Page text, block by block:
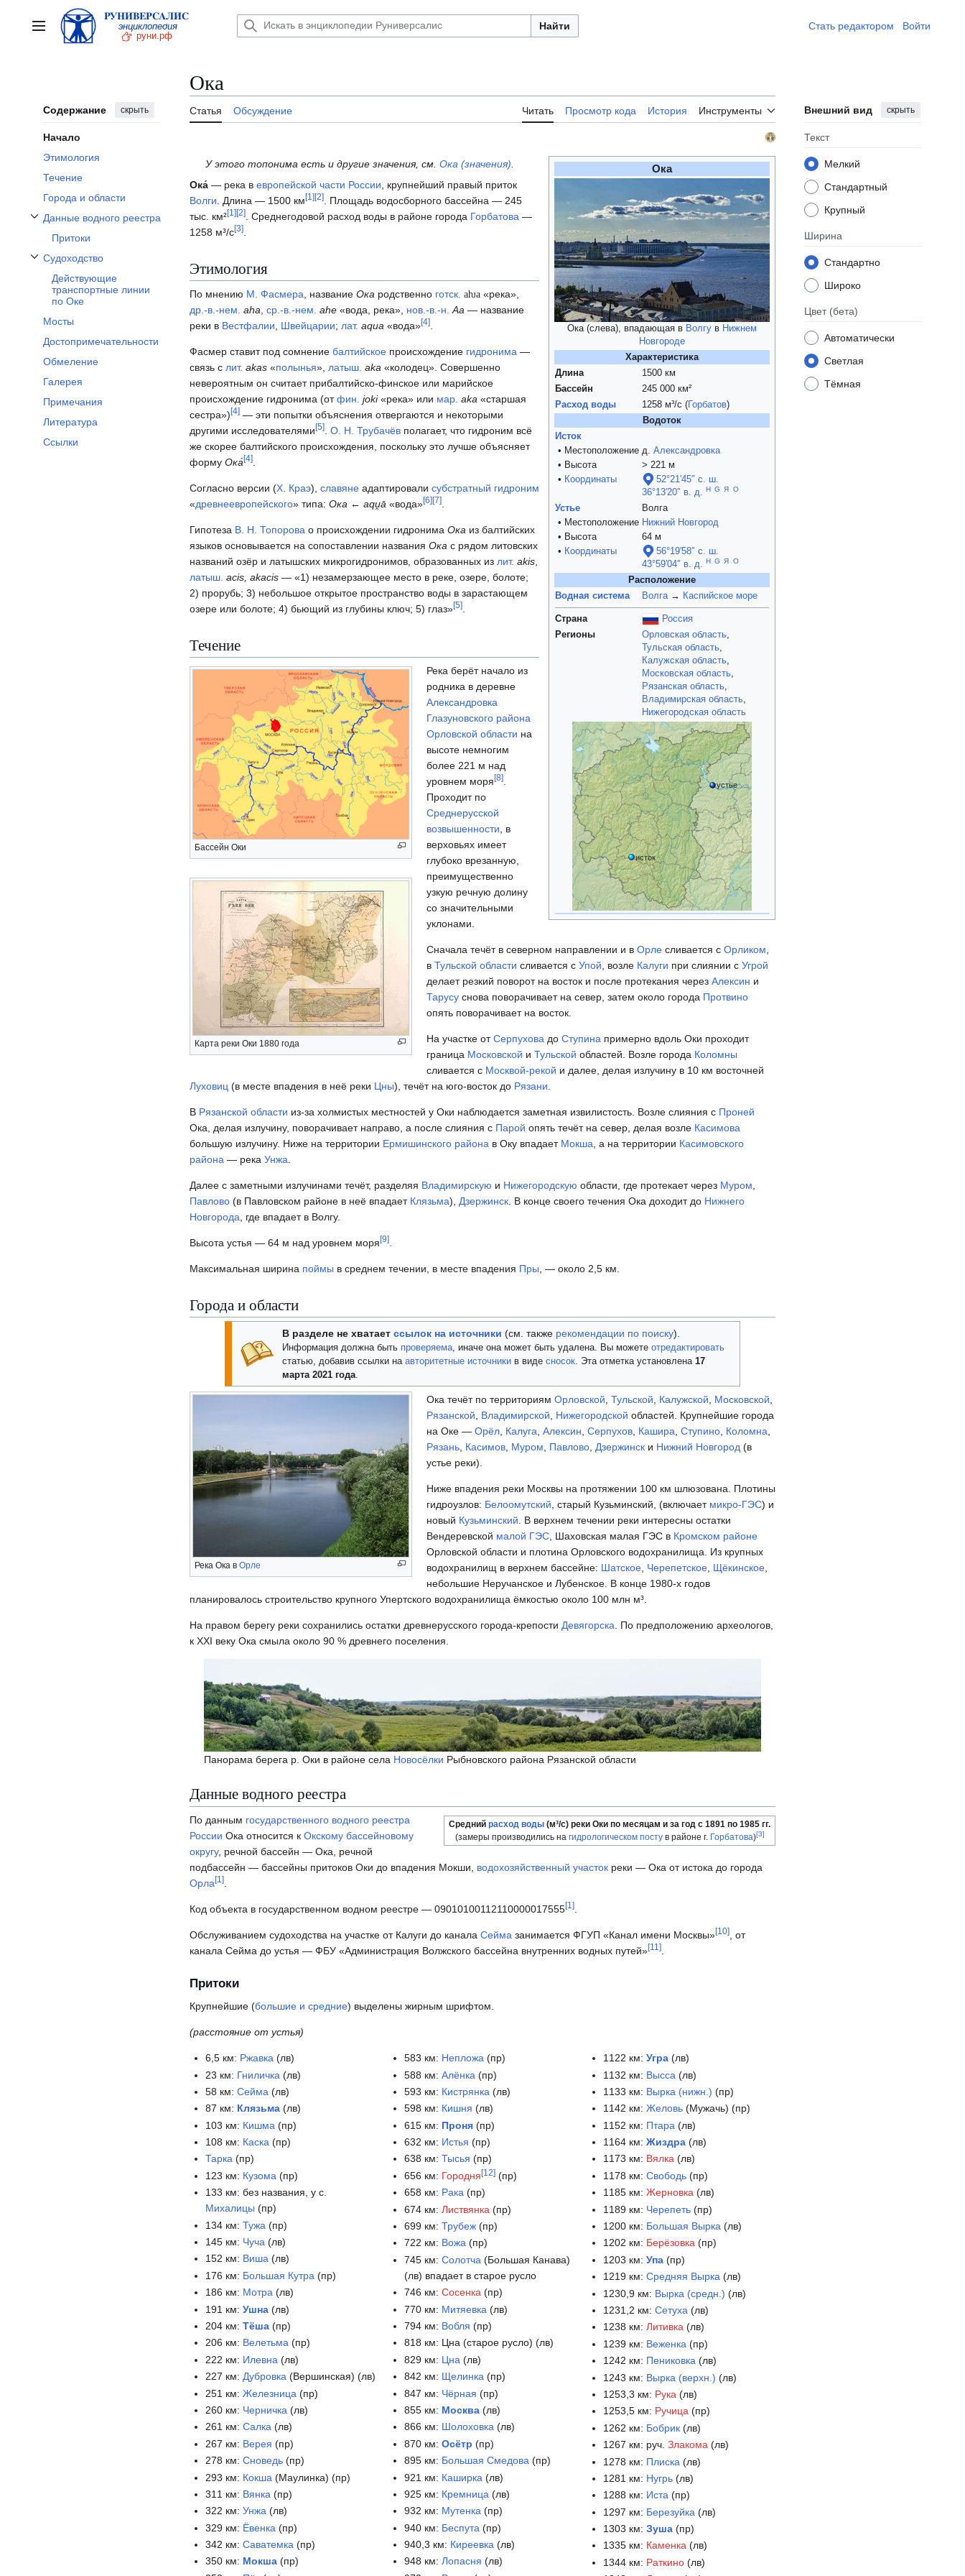
содержаниюГлавное меню Найти Стать редактором ​ Войти
Содержание скрыть
Начало
Этимология
Течение
Города и области
Данные водного реестра
Отобразить/Скрыть подраздел Данные водного реестра
Притоки
Судоходство
Отобразить/Скрыть подраздел Судоходство
Действующие
транспортные линии
по Оке
Мосты
Достопримечательности
Обмеление
Галерея
Примечания
Литература
Ссылки
Ока
Статья Обсуждение Читать Просмотр кода История Инструменты Внешний вид скрыть
Текст
Мелкий
Стандартный
Крупный
Ширина
Стандартно
Широко
Цвет (бета)
Автоматически
Светлая
Тёмная
Ока
Ока (слева), впадающая в Волгу в Нижнем
Новгороде
Характеристика
Длина
1500 км
Бассейн
245 000 км²
Расход воды
1258 м³/с ( Горбатов)
Водоток
Исток
• Местоположение д. Александровка
• Высота
> 221 м
• Координаты
52°21′45″ с. ш.
36°13′20″ в. д. H G Я O
Устье
Волга
• Местоположение Нижний Новгород
• Высота
64 м
• Координаты
56°19′58″ с. ш.
43°59′04″ в. д. H G Я O
Расположение
Водная система
Волга→ Каспийское море
Страна
Россия
Регионы
Орловская область,
Тульская область,
Калужская область,
Московская область,
Рязанская область,
Владимирская область,
Нижегородская область
исток
устье
У этого топонима есть и другие значения, см.Ока (значения)
Ока́ — река в европейской части России , крупнейший правый приток
Волги . Длина — 1500 км [1] [2]
. Площадь водосборного бассейна — 245
тыс. км²[1] [2] . Среднегодовой расход воды в районе города Горбатова —
1258 м³/с[3]
Этимология
По мнению М. Фасмера , название Ока родственно готск. aƕa «река»,
др.-в.-нем. aha ср.-в.-нем. ahe «вода, река», нов.-в.-н. Аа — название
реки в Вестфалии Швейцарии; лат. aqua «вода»[4]
Фасмер ставит под сомнение балтийское происхождение гидронима —
связь с лит. akas «полынья», латыш. aka «колодец». Совершенно
невероятным он считает прибалтийско-финское или марийское
происхождение гидронима (отфин. joki«река» или мар. aka «старшая
сестра») [4] — эти попытки объяснения отвергаются и некоторыми
другими исследователями [5] О. Н. Трубачёв полагает, что гидроним всё
же скорее балтийского происхождения, поскольку это лучше объясняет
форму Ока́ [4]
Согласно версии (Х. Краэ), славяне адаптировали субстратный гидроним
«древнеевропейского» типа: Ока ← aqṷā «вода»[6] [7]
Гипотеза В. Н. Топорова о происхождении гидронима Ока из балтийских
языков основывается на сопоставлении названия Ока с рядом литовских
названий озёр и латышских микрогидронимов, образованных из лит. akis
латыш. acis, akacis — «1) незамерзающее место в реке, озере, болоте;
2) прорубь; 3) небольшое открытое пространство воды в зарастающем
озере или болоте; 4) бьющий из глубины ключ; 5) глаз»[5]
Течение
Бассейн Оки
Карта реки Оки 1880 года
Река берёт начало из
родника в деревне
Александровка
Глазуновского района
Орловской области на
высоте немногим
более 221 м над
уровнем моря [8].
Проходит по
Среднерусской
возвышенности , в
верховьях имеет
глубоко врезанную,
преимущественно
узкую речную долину
со значительными
уклонами.
Сначала течёт в северном направлении и в Орлесливается с Орликом
в Тульской области сливается с Упой , возле Калуги при слиянии с Угрой
делает резкий поворот на восток и после протекания через Алексин и
Тарусуснова поворачивает на север, затем около города Протвино
опять поворачивает на восток.
На участке отСерпухова до Ступина примерно вдоль Оки проходит
граница Московской и Тульской областей. Возле города Коломны
сливается с Москвой-рекой и далее, делая излучину в 10 км восточней
Луховиц (в месте впадения в неё реки Цны), течёт на юго-восток до Рязани
В Рязанской области из-за холмистых местностей у Оки наблюдается заметная извилистость. Возле слияния с Проней
Ока, делая излучину, поворачивает направо, а после слияния с Парой опять течёт на север, делая возле Касимова
большую излучину. Ниже на территории Ермишинского района в Оку впадает Мокша , а на территории Касимовского
района — река Унжа
Далее с заметными излучинами течёт, разделяя Владимирскую и Нижегородскую области, где протекает через Муром
Павлово (в Павловском районе в неё впадает Клязьма), Дзержинск . В конце своего течения Ока доходит до Нижнего
Новгорода , где впадает в Волгу.
Высота устья — 64 м над уровнем моря [9]
Максимальная ширина поймы в среднем течении, в месте впадения Пры , — около 2,5 км.
Города и области
В разделе не хватает ссылок на источники (см. также рекомендации по поиску).
Информация должна быть проверяема, иначе она может быть удалена. Вы можете отредактировать
статью, добавив ссылки на авторитетные источникив виде сносок. Эта отметка установлена 17
марта 2021 года.
Река Ока в Орле
Ока течёт по территориям Орловской, Тульской, Калужской, Московской,
Рязанской, Владимирской, Нижегородской областей. Крупнейшие города
на Оке — Орёл, Калуга, Алексин, Серпухов, Кашира, Ступино, Коломна,
Рязань, Касимов, Муром, Павлово, Дзержински Нижний Новгород(в
устье реки).
Ниже впадения реки Москвы на протяжении 100 км шлюзована. Плотины
гидроузлов: Белоомутский, старый Кузьминский, (включает микро-ГЭС) и
новый Кузьминский. В верхнем течении реки интересны остатки
Вендеревской малой ГЭС, Шаховская малая ГЭС в Кромском районе
Орловской области и плотина Орловского водохранилища. Из крупных
водохранилищ в верхнем бассейне: Шатское, Черепетское, Щёкинское,
небольшие Неручанское и Лубенское. В конце 1980-х годов
планировалось строительство крупного Упертского водохранилища ёмкостью около 100 млн м³.
На правом берегу реки сохранились остатки древнерусского города-крепости Девягорска. По предположению археологов,
к XXI веку Ока смыла около 90 % древнего поселения.
Панорама берега р. Оки в районе села Новосёлки Рыбновского района Рязанской области
Данные водного реестра
Средний расход воды (м³/с) реки Оки по месяцам и за год с 1891 по 1985 гг.
(замеры производились на гидрологическом постув районе г. Горбатова)[3]
По данным государственного водного реестра
России Ока относится к Окскому бассейновому
округу, речной бассейн — Ока, речной
подбассейн — бассейны притоков Оки до впадения Мокши, водохозяйственный участок реки — Ока от истока до города
Орла [1]
Код объекта в государственном водном реестре — 09010100112110000017555[1]
Обслуживанием судоходства на участке от Калуги до канала Сейма занимается ФГУП «Канал имени Москвы»[10]
, от
канала Сейма до устья — ФБУ «Администрация Волжского бассейна внутренних водных путей»[11]
Притоки
Крупнейшие (большие и средние) выделены жирным шрифтом.
(расстояние от устья)
6,5 км: Ржавка (лв)
23 км: Гниличка (лв)
58 км:Сейма (лв)
87 км: Клязьма (лв)
103 км: Кишма (пр)
108 км: Каска (пр)
Тарка (пр)
123 км: Кузома (пр)
133 км: без названия, у с.
Михалицы (пр)
134 км:Тужа (пр)
145 км: Чуча (лв)
152 км: Виша (лв)
176 км: Большая Кутра (пр)
186 км: Мотра (лв)
191 км:Ушна (лв)
204 км:Тёша (пр)
206 км: Велетьма (пр)
222 км: Илевна (лв)
227 км: Дубровка (Вершинская) (лв)
251 км:Железница (пр)
260 км: Черничка (лв)
261 км:Салка (лв)
267 км: Верея (пр)
278 км:Сноведь (пр)
293 км: Кокша (Маулинка) (пр)
311 км: Вянка (пр)
322 км:Унжа (лв)
329 км: Ёвенка (пр)
342 км:Саватемка (пр)
350 км: Мокша (пр)
583 км: Непложа (пр)
588 км:Алёнка (пр)
593 км: Кистрянка (лв)
598 км: Кишня (лв)
615 км: Проня (пр)
632 км: Истья (пр)
638 км:Тысья (пр)
656 км: Городня[12] (пр)
658 км: Рака (пр)
674 км: Листвянка (пр)
699 км:Трубеж (пр)
722 км: Вожа (пр)
745 км:Солотча (Большая Канава)
(лв) впадает в старое русло
746 км:Сосенка (пр)
770 км: Митяевка (лв)
794 км: Вобля (пр)
818 км: Цна (старое русло) (лв)
829 км: Цна (лв)
842 км: Щелинка (пр)
847 км: Чёрная (пр)
855 км: Москва (лв)
866 км: Шолоховка (лв)
870 км:Осётр (пр)
895 км: Большая Смедова (пр)
921 км: Каширка (лв)
925 км: Кремница (лв)
932 км: Мутенка (пр)
940 км: Беспута (пр)
940,3 км: Киреевка (лв)
948 км:Лопасня (лв)
1122 км: Угра(лв)
1132 км: Высса (лв)
1133 км: Вырка (нижн.) (пр)
1142 км: Желовь(Мужачь) (пр)
1152 км: Птара (лв)
1164 км: Жиздра(лв)
1173 км: Вялка(лв)
1178 км: Свободь(пр)
1185 км: Жерновка(лв)
1189 км: Черепеть(пр)
1200 км: Большая Вырка (лв)
1202 км: Берёзовка(пр)
1203 км: Упа(пр)
1219 км: Средняя Вырка(лв)
1230,9 км: Вырка (средн.) (лв)
1231,2 км: Сетуха (лв)
1238 км: Литивка(лв)
1239 км: Веженка (пр)
1242 км: Пениковка (лв)
1243 км: Вырка (верхн.) (лв)
1253,3 км: Рука (лв)
1253,5 км: Ручица(пр)
1262 км: Бобрик(лв)
1267 км: руч. Злакома (лв)
1278 км: Плиска (лв)
1281 км: Нугрь(лв)
1288 км: Иста(пр)
1297 км: Березуйка (лв)
1303 км: Зуша(пр)
1335 км: Каменка(лв)
1344 км: Раткино(лв)